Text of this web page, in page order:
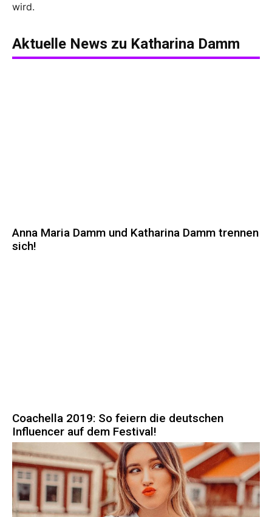
wird.
Aktuelle News zu Katharina Damm
Anna Maria Damm und Katharina Damm trennen
sich!
Coachella 2019: So feiern die deutschen
Influencer auf dem Festival!